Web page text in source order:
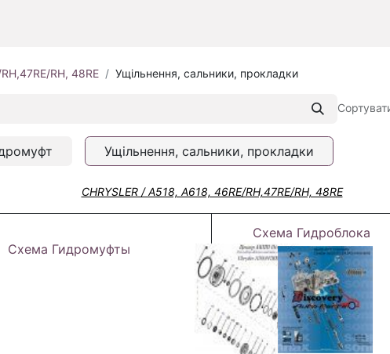
RH, 48RE Ущільнення, сальники, прокладки
Ущільнення, сальники, прокладки
CHRYSLER / A518, A618, 46RE/RH,47RE/RH, 48RE
Схема Гидромуфты
Схема Гидроблока